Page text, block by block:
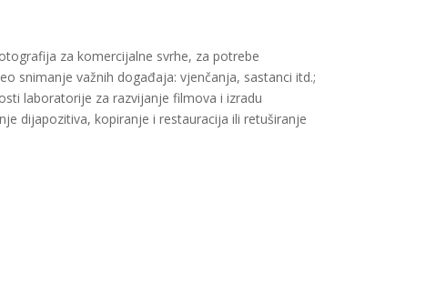
za komercijalne svrhe, za potrebe
snimanje važnih događaja: vjenčanja, sastanci itd.;
laboratorije za razvijanje filmova i izradu
dijapozitiva, kopiranje i restauracija ili retuširanje